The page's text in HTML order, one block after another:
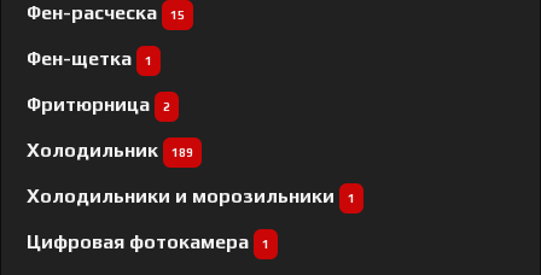
Фен-расческа 15
Фен-щетка 1
Фритюрница 2
Холодильник 189
Холодильники и морозильники 1
Цифровая фотокамера 1